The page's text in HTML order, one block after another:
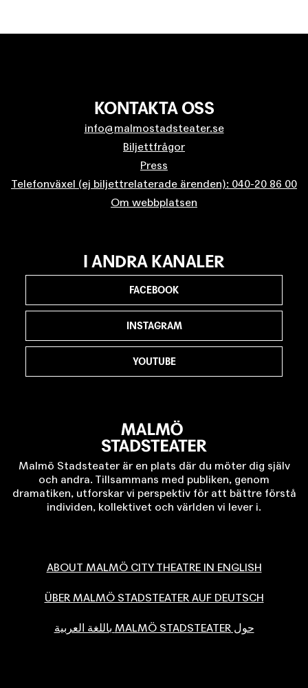
KONTAKTA OSS
info@malmostadsteater.se
Biljettfrågor
Press
Telefonväxel (ej biljettrelaterade ärenden): 040-20 86 00
Om webbplatsen
Malmö Stadsteater är en plats där du möter dig själv
och andra. Tillsammans med publiken, genom
dramatiken, utforskar vi perspektiv för att bättre förstå
individen, kollektivet och världen vi lever i.
ABOUT MALMÖ CITY THEATRE IN ENGLISH
ÜBER MALMÖ STADSTEATER AUF DEUTSCH
حول MALMÖ STADSTEATER باللغة العربية
I ANDRA KANALER
FACEBOOK
INSTAGRAM
YOUTUBE